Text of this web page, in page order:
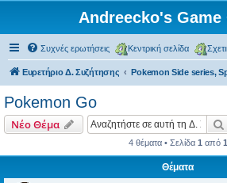
Andreecko's Game
Συχνές ερωτήσεις Κεντρική σελίδα
Ευρετήριο Δ. Συζήτησης Pokemon Side series,
Pokemon Go
Νέο Θέμα
4 θέματα • Σελίδα 1 από 1
Θέματα